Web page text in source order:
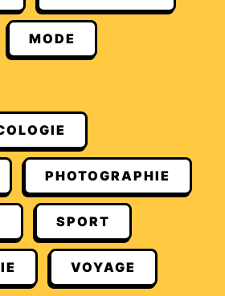
MODE
PHOTOGRAPHIE
SPORT
VOYAGE